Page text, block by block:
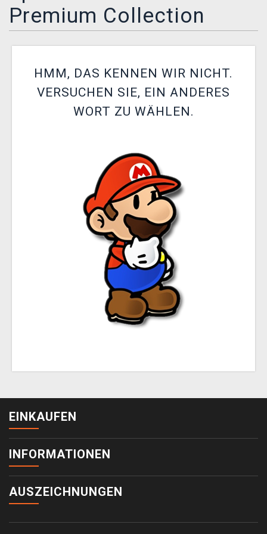
XZONE CLUB
Premium Collection
HMM, DAS KENNEN WIR NICHT.
VERSUCHEN SIE, EIN ANDERES
WORT ZU WÄHLEN.
EINKAUFEN
INFORMATIONEN
AUSZEICHNUNGEN